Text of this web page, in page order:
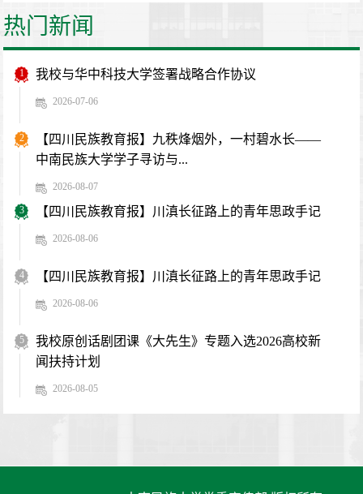
热门新闻
1 我校与华中科技大学签署战略合作协议
2026-07-06
2
【四川民族教育报】九秩烽烟外，一村碧水长——
中南民族大学学子寻访与...
2026-08-07
3 【四川民族教育报】川滇长征路上的青年思政手记
2026-08-06
4 【四川民族教育报】川滇长征路上的青年思政手记
2026-08-06
5
我校原创话剧团课《大先生》专题入选2026高校新
闻扶持计划
2026-08-05